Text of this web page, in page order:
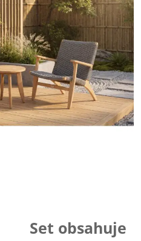
Set obsahuje